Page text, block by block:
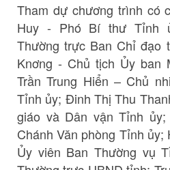
Tham dự chương trình có
Huy - Phó Bí thư Tỉnh
Thường trực Ban Chỉ đạo
Knơng - Chủ tịch Ủy ban
Trần Trung Hiển – Chủ
Tỉnh ủy; Đinh Thị Thu
giáo và Dân vận Tỉnh
Chánh Văn phòng Tỉnh ủy;
Ủy viên Ban Thường vụ